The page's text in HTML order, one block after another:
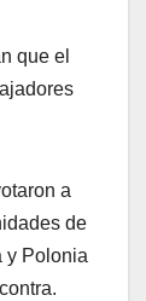
que el
a
de
y Polonia